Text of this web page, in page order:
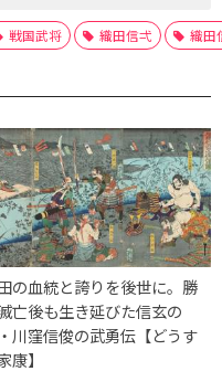
戦国武将 織田信弌 織田
の血統と誇りを後世に。勝
亡後も生き延びた信玄の
川窪信俊の武勇伝【どうす
康】